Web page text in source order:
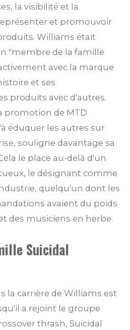
la visibilité et la
et promouvoir
Williams était
"membre de la famille
avec la marque
et ses
produits avec d'autres.
promotion de MTD
éduquer les autres sur
souligne davantage sa
le place au-delà d'un
le désignant comme
quelqu'un dont les
avaient du poids
des musiciens en herbe.
Suicidal
la carrière de Williams est
a rejoint le groupe
thrash, Suicidal